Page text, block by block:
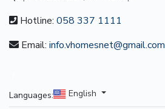
Hotline: 058 337 1111
Email: info.vhomesnet@gmail.com
Languages: English